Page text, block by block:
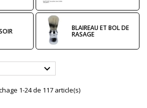
BLAIREAU ET BOL DE
RASAGE

1-24 de 117 article(s)